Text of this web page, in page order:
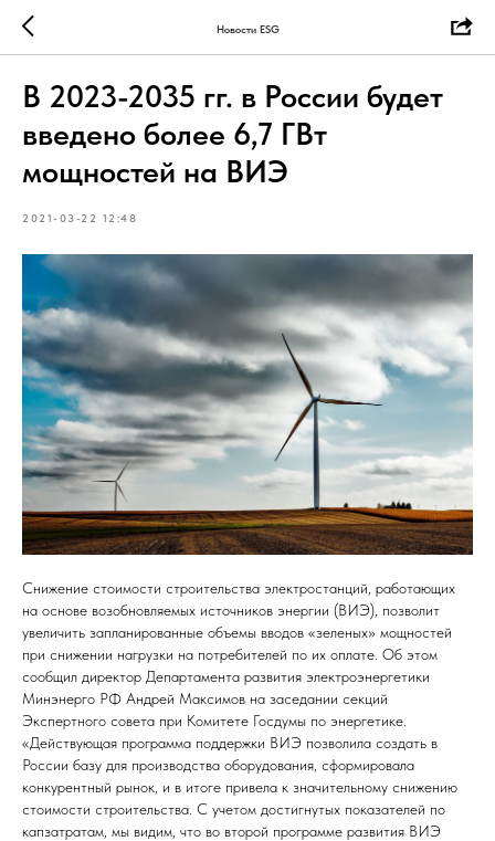
Новости ESG
В 2023-2035 гг. в России будет
введено более 6,7 ГВт
мощностей на ВИЭ
2021-03-22 12:48
Снижение стоимости строительства электростанций, работающих
на основе возобновляемых источников энергии (ВИЭ), позволит
увеличить запланированные объемы вводов «зеленых» мощностей
при снижении нагрузки на потребителей по их оплате. Об этом
сообщил директор Департамента развития электроэнергетики
Минэнерго РФ Андрей Максимов на заседании секций
Экспертного совета при Комитете Госдумы по энергетике.
«Действующая программа поддержки ВИЭ позволила создать в
России базу для производства оборудования, сформировала
конкурентный рынок, и в итоге привела к значительному снижению
стоимости строительства. С учетом достигнутых показателей по
капзатратам, мы видим, что во второй программе развития ВИЭ